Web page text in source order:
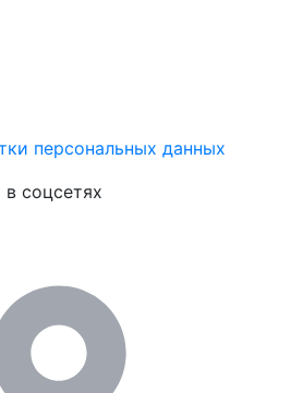
персональных данных
соцсетях